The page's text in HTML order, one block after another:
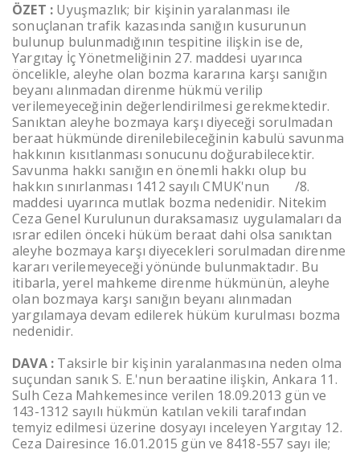
ÖZET : Uyuşmazlık; bir kişinin yaralanması ile
sonuçlanan trafik kazasında sanığın kusurunun
bulunup bulunmadığının tespitine ilişkin ise de,
Yargıtay İç Yönetmeliğinin 27. maddesi uyarınca
öncelikle, aleyhe olan bozma kararına karşı sanığın
beyanı alınmadan direnme hükmü verilip
verilemeyeceğinin değerlendirilmesi gerekmektedir.
Sanıktan aleyhe bozmaya karşı diyeceği sorulmadan
beraat hükmünde direnilebileceğinin kabulü savunma
hakkının kısıtlanması sonucunu doğurabilecektir.
Savunma hakkı sanığın en önemli hakkı olup bu
hakkın sınırlanması 1412 sayılı CMUK'nun
/8.
maddesi uyarınca mutlak bozma nedenidir. Nitekim
Ceza Genel Kurulunun duraksamasız uygulamaları da
ısrar edilen önceki hüküm beraat dahi olsa sanıktan
aleyhe bozmaya karşı diyecekleri sorulmadan direnme
kararı verilemeyeceği yönünde bulunmaktadır. Bu
itibarla, yerel mahkeme direnme hükmünün, aleyhe
olan bozmaya karşı sanığın beyanı alınmadan
yargılamaya devam edilerek hüküm kurulması bozma
nedenidir.
DAVA : Taksirle bir kişinin yaralanmasına neden olma
suçundan sanık S. E.'nun beraatine ilişkin, Ankara 11.
Sulh Ceza Mahkemesince verilen 18.09.2013 gün ve
143-1312 sayılı hükmün katılan vekili tarafından
temyiz edilmesi üzerine dosyayı inceleyen Yargıtay 12.
Ceza Dairesince 16.01.2015 gün ve 8418-557 sayı ile;